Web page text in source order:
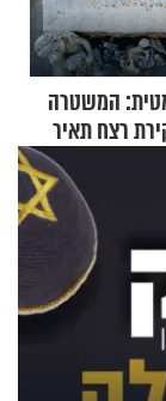
המשטרה
רצח תאיר